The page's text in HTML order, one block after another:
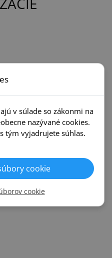
v súlade so zákonmi na
nazývané cookies.
tým vyjadrujete súhlas.
cookie
cookie